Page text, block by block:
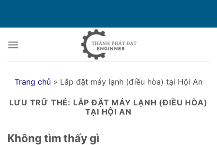
nội
dung
Trang chủ » Lắp đặt máy lạnh (điều hòa) tại Hội An
LƯU TRỮ THẺ: LẮP ĐẶT MÁY LẠNH (ĐIỀU HÒA)
TẠI HỘI AN
Không tìm thấy gì